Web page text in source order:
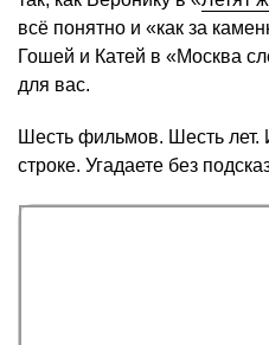
всё понятно и «как за
Гошей и Катей в «Москва
для вас.
Шесть фильмов. Шесть лет.
строке. Угадаете без